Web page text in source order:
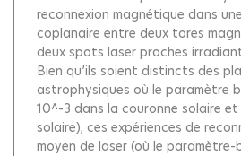
reconnexion magnétique dans
coplanaire entre deux tores
deux spots laser proches
Bien qu’ils soient distincts des
astrophysiques où le paramètre
10^-3 dans la couronne solaire
solaire), ces expériences de
moyen de laser (où le